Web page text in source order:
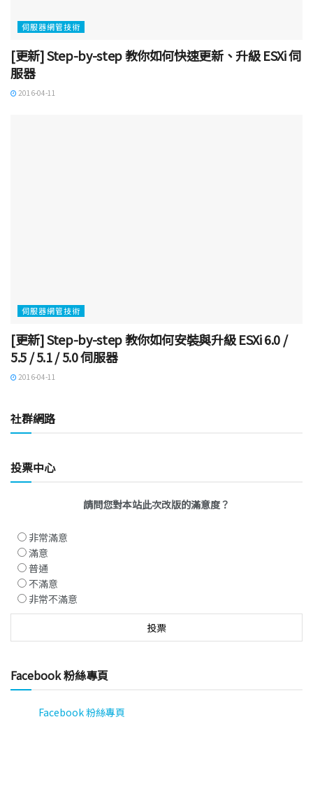
伺服器網管技術
[更新] Step-by-step 教你如何快速更新、升級 ESXi 伺
服器
2016-04-11
伺服器網管技術
[更新] Step-by-step 教你如何安裝與升級 ESXi 6.0 /
5.5 / 5.1 / 5.0 伺服器
2016-04-11
社群網路
投票中心
請問您對本站此次改版的滿意度？
非常滿意
滿意
普通
不滿意
非常不滿意
Facebook 粉絲專頁
Facebook 粉絲專頁